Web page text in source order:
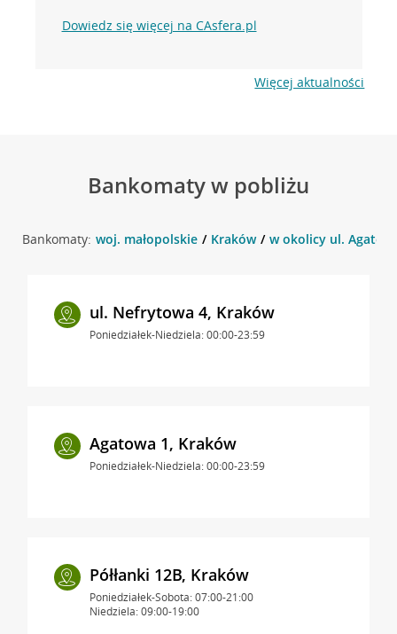
Dowiedz się więcej na CAsfera.pl
Więcej aktualności
Bankomaty w pobliżu
Bankomaty: woj. małopolskie Kraków w okolicy ul.
ul. Nefrytowa 4, Kraków
Poniedziałek-Niedziela: 00:00-23:59
Agatowa 1, Kraków
Poniedziałek-Niedziela: 00:00-23:59
Półłanki 12B, Kraków
Poniedziałek-Sobota: 07:00-21:00
Niedziela: 09:00-19:00